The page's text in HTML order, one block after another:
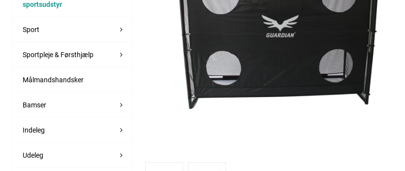
sportsudstyr
Sport
Sportpleje & Førsthjælp
Målmandshandsker
Bamser
Indeleg
Udeleg